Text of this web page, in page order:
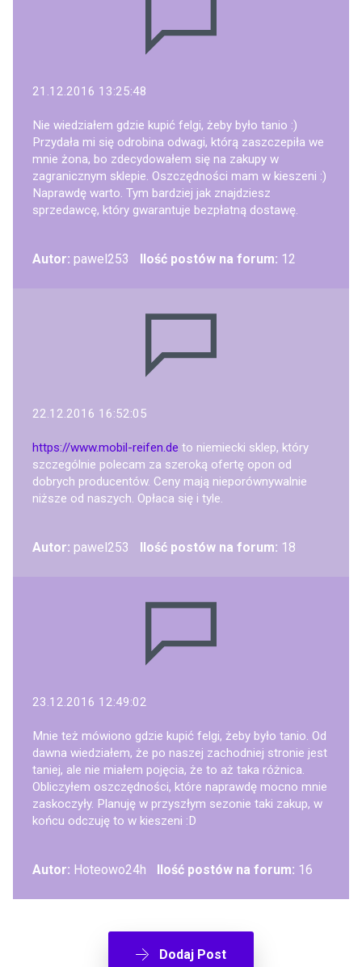
21.12.2016 13:25:48
Nie wiedziałem gdzie kupić felgi, żeby było tanio :)
Przydała mi się odrobina odwagi, którą zaszczepiła we
mnie żona, bo zdecydowałem się na zakupy w
zagranicznym sklepie. Oszczędności mam w kieszeni :)
Naprawdę warto. Tym bardziej jak znajdziesz
sprzedawcę, który gwarantuje bezpłatną dostawę.
Autor: pawel253 Ilość postów na forum: 12
22.12.2016 16:52:05
https://www.mobil-reifen.de to niemiecki sklep, który
szczególnie polecam za szeroką ofertę opon od
dobrych producentów. Ceny mają nieporównywalnie
niższe od naszych. Opłaca się i tyle.
Autor: pawel253 Ilość postów na forum: 18
23.12.2016 12:49:02
Mnie też mówiono gdzie kupić felgi, żeby było tanio. Od
dawna wiedziałem, że po naszej zachodniej stronie jest
taniej, ale nie miałem pojęcia, że to aż taka różnica.
Obliczyłem oszczędności, które naprawdę mocno mnie
zaskoczyły. Planuję w przyszłym sezonie taki zakup, w
końcu odczuję to w kieszeni :D
Autor: Hoteowo24h Ilość postów na forum: 16
Dodaj Post